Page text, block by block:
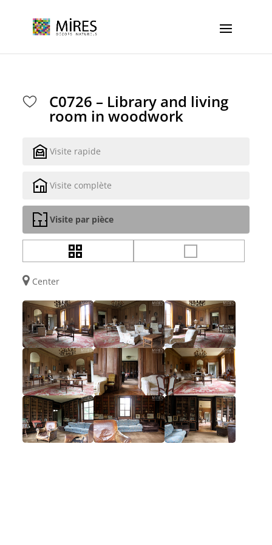
C0726 – Library and living
room in woodwork
Visite rapide
Visite complète
Visite par pièce
Center